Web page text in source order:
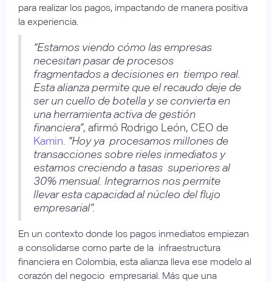
para realizar los pagos, impactando de manera positiva
la experiencia.
“Estamos viendo cómo las empresas
necesitan pasar de procesos
fragmentados a decisiones en tiempo real.
Esta alianza permite que el recaudo deje de
ser un cuello de botella y se convierta en
una herramienta activa de gestión
financiera”, afirmó Rodrigo León, CEO de
Kamin. “Hoy ya procesamos millones de
transacciones sobre rieles inmediatos y
estamos creciendo a tasas superiores al
30% mensual. Integrarnos nos permite
llevar esta capacidad al núcleo del flujo
empresarial”.
En un contexto donde los pagos inmediatos empiezan
a consolidarse como parte de la infraestructura
financiera en Colombia, esta alianza lleva ese modelo al
corazón del negocio empresarial. Más que una